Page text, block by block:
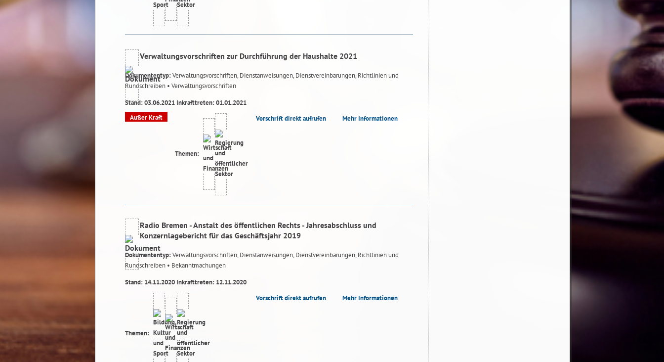
Verwaltungsvorschriften zur Durchführung der Haushalte 2021
Dokumententyp:Verwaltungsvorschriften, Dienstanweisungen, Dienstvereinbarungen, Richtlinien und
Rundschreiben • Verwaltungsvorschriften
Stand: 03.06.2021 Inkrafttreten: 01.01.2021
Außer Kraft
Themen:
Vorschrift direkt aufrufen Mehr Informationen
Radio Bremen - Anstalt des öffentlichen Rechts - Jahresabschluss und
Konzernlagebericht für das Geschäftsjahr 2019
Dokumententyp:Verwaltungsvorschriften, Dienstanweisungen, Dienstvereinbarungen, Richtlinien und
Rundschreiben • Bekanntmachungen
Stand: 14.11.2020 Inkrafttreten: 12.11.2020
Themen:
Vorschrift direkt aufrufen Mehr Informationen